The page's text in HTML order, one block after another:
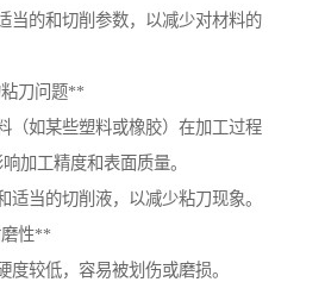
当的和切削参数，以减少对材料的
刀问题**
（如某些塑料或橡胶）在加工过程
加工精度和表面质量。
当的切削液，以减少粘刀现象。
性**
较低，容易被划伤或磨损。